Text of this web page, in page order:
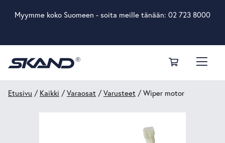
Myymme koko Suomeen - soita meille tänään: 02 723 8000
Etusivu / Kaikki /Varaosat /Varusteet / Wiper motor